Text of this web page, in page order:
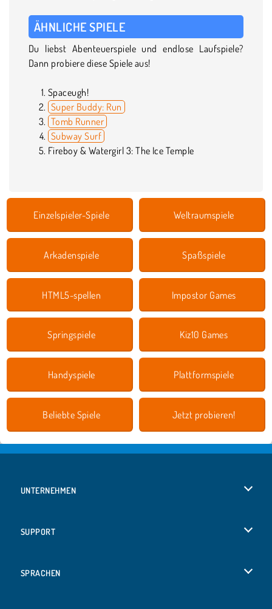
ÄHNLICHE SPIELE
Du liebst Abenteuerspiele und endlose Laufspiele?
Dann probiere diese Spiele aus!
Spaceugh!
Super Buddy: Run
Tomb Runner
Subway Surf
Fireboy & Watergirl 3: The Ice Temple
Einzelspieler-Spiele Weltraumspiele
Arkadenspiele Spaßspiele
HTML5-spellen Impostor Games
Springspiele Kiz10 Games
Handyspiele Plattformspiele
Beliebte Spiele Jetzt probieren!
UNTERNEHMEN
SUPPORT
SPRACHEN